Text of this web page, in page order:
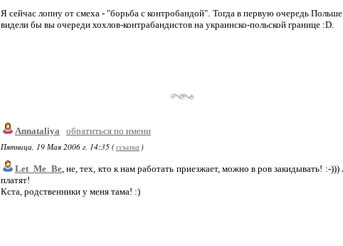
Я сейчас лопну от смеха - "борьба с контробандой". Тогда в первую очередь
видели бы вы очереди хохлов-контрабандистов на украинско-польской границе :D.
Annataliya
обратиться по имени
Пятница, 19 Мая 2006 г. 14:35 (ссылка )
Let_Me_Be, не, тех, кто к нам работать приезжает, можно в ров закидывать! :-
платят!
Кста, родственники у меня тама! :)